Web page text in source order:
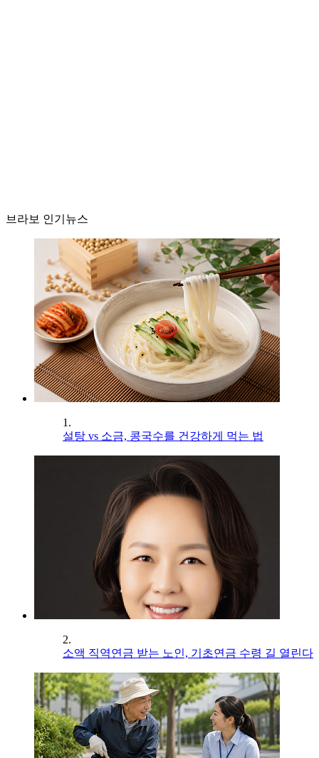
브라보 인기뉴스
1.
설탕 vs 소금, 콩국수를 건강하게 먹는 법
2.
소액 직역연금 받는 노인, 기초연금 수령 길 열린다